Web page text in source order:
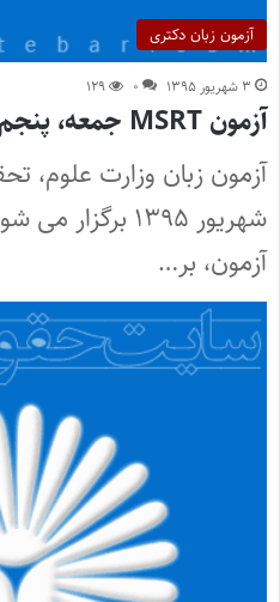
آزمون زبان دکتری
۳ شهریور ۱۳۹۵ ۰ ۱۲۹
آزمون MSRT جمعه، پنجم شهریور برگزار می شود
شهریور ۱۳۹۵
آزمون، بر…